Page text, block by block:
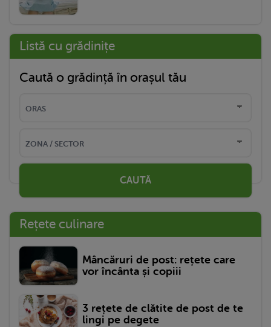
Listă cu grădinițe
Caută o grădință în orașul tău
CAUTĂ
Rețete culinare
Mâncăruri de post: rețete care
vor încânta și copiii
3 rețete de clătite de post de te
lingi pe degete